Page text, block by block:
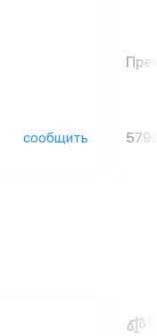
сообщить